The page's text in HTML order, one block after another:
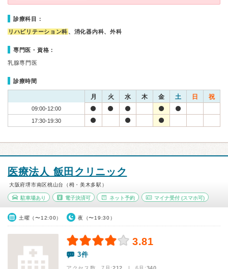
診療科目：
リハビリテーション科 、消化器内科、外科
専門医・資格：
乳腺専門医
診療時間
月 火 水 木 金 土 日 祝
09:00-12:00
17:30-19:30
医療法人 飯田クリニック
大阪府堺市南区桃山台（栂・美木多駅）
駐車場あり 電子決済可 ネット予約 マイナ受付 (スマホ可)
土曜（〜12:00） 夜（〜19:30）
3.81
3件